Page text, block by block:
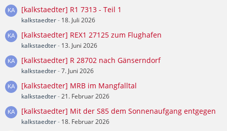
[kalkstaedter] R1 7313 - Teil 1
kalkstaedter- 18. Juli 2026
[kalkstaedter] REX1 27125 zum Flughafen
kalkstaedter- 13. Juni 2026
[kalkstaedter] R 28702 nach Gänserndorf
kalkstaedter-7. Juni 2026
[kalkstaedter] MRB im Mangfalltal
kalkstaedter-21. Februar 2026
[kalkstaedter] Mit der S85 dem Sonnenaufgang entgegen
kalkstaedter- 18. Februar 2026